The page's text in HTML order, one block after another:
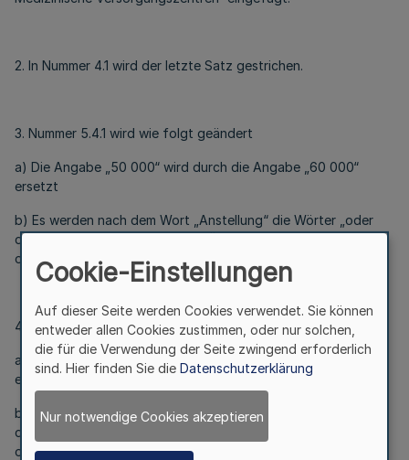
2. In Nummer 4.1 wird der letzte Satz gestrichen.
3. Nummer 5.4.1 wird wie folgt geändert
a) Die Angabe „50 000“ wird durch die Angabe „60 000“
ersetzt
b) Es werden nach dem Wort „Anstellung“ die Wörter „oder
der Gründung beziehungsweise Übernahme einer Zweigpraxis
oder einer dortigen Anstellung“ eingefügt.
4. Nummer 5.4.2 wird wie folgt geändert
a) Die Angabe „25 000“ wird durch die Angabe „30 000“
ersetzt
b) Es werden nach dem Wort „Anstellung“ die Wörter „oder
der Gründung beziehungsweise Übernahme einer Zweigpraxis
oder einer dortigen Anstellung“ eingefügt.
Cookie-Einstellungen
Auf dieser Seite werden Cookies verwendet. Sie können
entweder allen Cookies zustimmen, oder nur solchen,
die für die Verwendung der Seite zwingend erforderlich
sind. Hier finden Sie die Datenschutzerklärung
Nur notwendige Cookies akzeptieren